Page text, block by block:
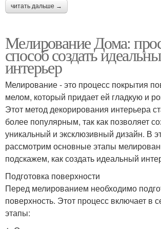
читать дальше →
Мелирование Дома:
способ создать
интерьер
Мелирование - это процесс покрытия
мелом, который придает ей гладкую и
Этот метод декорирования интерьера
более популярным, так как позволяет
уникальный и эксклюзивный дизайн. В
рассмотрим основные этапы
подскажем, как создать идеальный
Подготовка поверхности
Перед мелированием необходимо
поверхность. Этот процесс включает в
этапы: